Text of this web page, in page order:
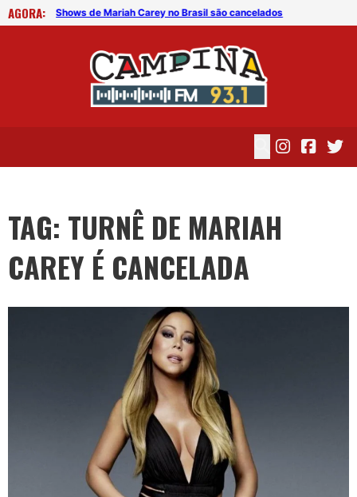
AGORA: Shows de Mariah Carey no Brasil são cancelados
TAG: TURNÊ DE MARIAH
CAREY É CANCELADA